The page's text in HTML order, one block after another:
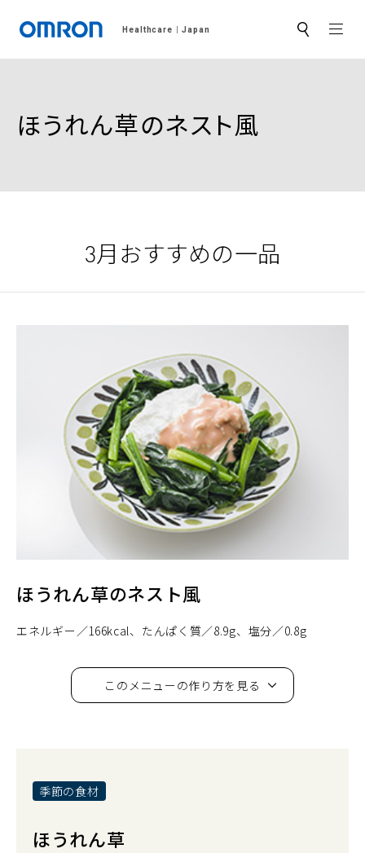
Healthcare Japan サ
ト
ほうれん草のネスト風
3月おすすめの一品
ほうれん草のネスト風
エネルギー 166kcal たんぱく質 8.9g 塩分 0.8g
このメニューの作り方を見る
季節の食材
ほうれん草